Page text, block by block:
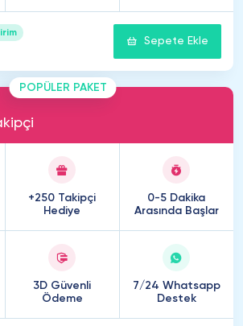
Sepete Ekle
POPÜLER PAKET
+250 Takipçi
Hediye
0-5 Dakika
Arasında Başlar
3D Güvenli
Ödeme
7/24 Whatsapp
Destek